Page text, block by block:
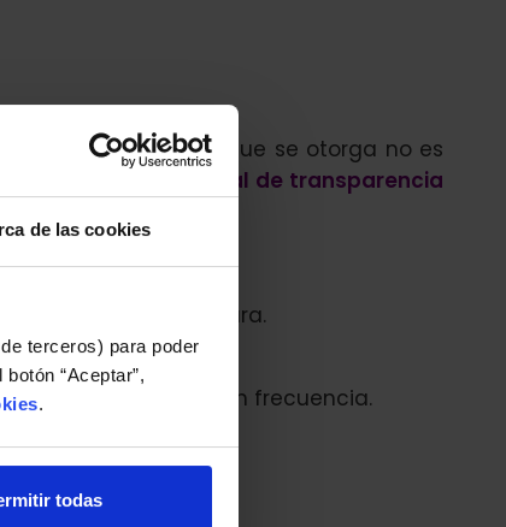
de las cookies
terceros) para poder
“Aceptar”,
.
todas
La puntuación que se otorga no es
mejoras en el portal de transparencia
de forma clara.
se actualice con frecuencia.